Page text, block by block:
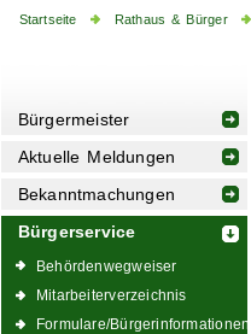
Startseite Rathaus & Bürger
Bürgermeister
Aktuelle Meldungen
Bekanntmachungen
Bürgerservice
Behördenwegweiser
Mitarbeiterverzeichnis
Formulare/Bürgerinformationen